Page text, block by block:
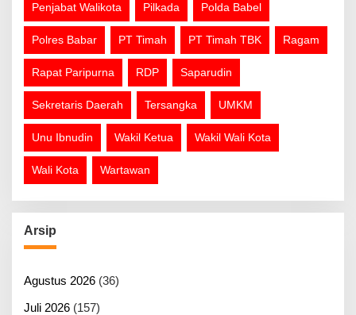
Penjabat Walikota Pilkada Polda Babel
Polres Babar PT Timah PT Timah TBK Ragam
Rapat Paripurna RDP Saparudin
Sekretaris Daerah Tersangka UMKM
Unu Ibnudin Wakil Ketua Wakil Wali Kota
Wali Kota Wartawan
Arsip
Agustus 2026 (36)
Juli 2026 (157)